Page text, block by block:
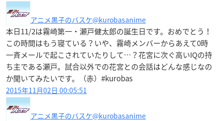
アニメ黒子のバスケ@kurobasanime
本日11/2は霧崎第一・瀬戸健太郎の誕生日です。おめでとう！
この時間はもう寝ている？いや、霧崎メンバーからあえて0時
一斉メールで起こされていたりして…？花宮に次ぐ高いIQの持
ち主である瀬戸。試合以外での花宮との会話はどんな感じなの
か聞いてみたいです。（赤）#kurobas
2015年11月02日 00:05:51
アニメ黒子のバスケ@kurobasanime